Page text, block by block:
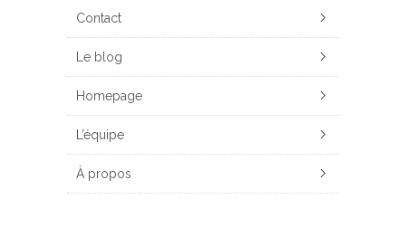
Contact
Le blog
Homepage
L’équipe
À propos